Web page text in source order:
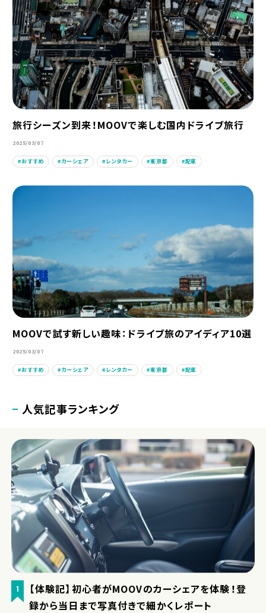
旅行シーズン到来！MOOVで楽しむ国内ドライブ旅行
2025/03/07
おすすめ カーシェア レンタカー 東京都 配車
MOOVで試す新しい趣味：ドライブ旅のアイディア10選
2025/03/07
おすすめ カーシェア レンタカー 東京都 配車
人気記事ランキング
1
【体験記】初心者がMOOVのカーシェアを体験！登
録から当日まで写真付きで細かくレポート